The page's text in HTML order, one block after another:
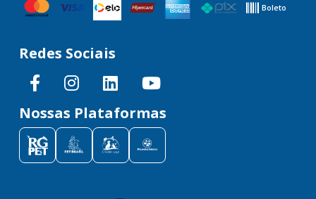
Boleto
Redes Sociais
Nossas Plataformas